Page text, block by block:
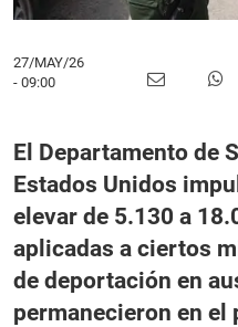
27/MAY/26
- 09:00
El Departamento de
Estados Unidos
elevar de 5.130 a
aplicadas a ciertos
de deportación en
permanecieron en el